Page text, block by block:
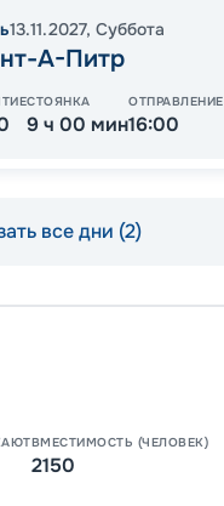
13.11.2027, Суббота
А-Питр
СТОЯНКА
9 ч 00 мин
ОТПРАВЛЕНИЕ
16:00
все дни (2)
ВМЕСТИМОСТЬ (ЧЕЛОВЕК)
2150